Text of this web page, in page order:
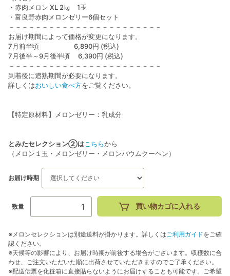
・赤肉メロン XL 2㎏ 1玉
・富良野赤肉メロンゼリー6個セット
－－－－－－－－－－－－－－－－－－－－－－－
お届け期間によって価格が変更になります。
7月前半頃 6,890円 (税込)
7月後半～9月後半頃 6,390円 (税込)
－－－－－－－－－－－－－－－－－－－－－－－
到着後に追熟期間が必要になります。
詳しくはおいしい食べ方をご覧ください。
【特定原材料】メロンゼリー：乳成分
とみたセレクション②はこちらから
（メロン１玉・メロンゼリー・メロンバウムクーヘン）
お届け時期
数量 買い物カゴに入れる
※メロンセレクションは別途送料が掛かります。詳しくはご利用ガイドをご確
認ください。
※天候等の影響により、お届け時期が前後する場合がございます。収穫数に合
わせ、ご注文いただいた順に出荷させていただきますのでご了承ください。
※配送伝票を化粧箱に直接貼らないようにお届けすることも可能です。ご希望